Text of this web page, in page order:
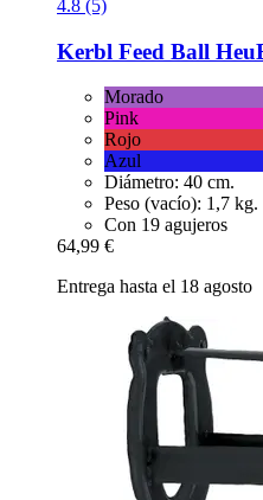
4.8 (5)
Kerbl Feed Ball
Morado
Pink
Rojo
Azul
Diámetro: 40 cm.
Peso (vacío): 1,7 kg.
Con 19 agujeros
64,99 €
Entrega hasta el 18 agosto